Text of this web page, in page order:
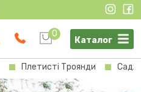
0
Каталог
Плетисті Троянди